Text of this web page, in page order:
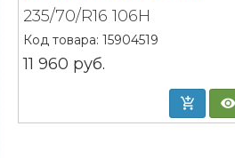
235/70/R16 106H
Код товара: 15904519
11 960 руб.